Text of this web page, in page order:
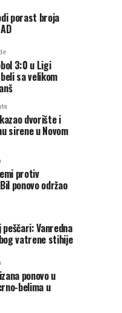
porast broja
3:0 u Ligi
sa velikom
dvorište i
sirene u Novom
protiv
ponovo održao
Vanredna
vatrene stihije
ponovo u
belima u